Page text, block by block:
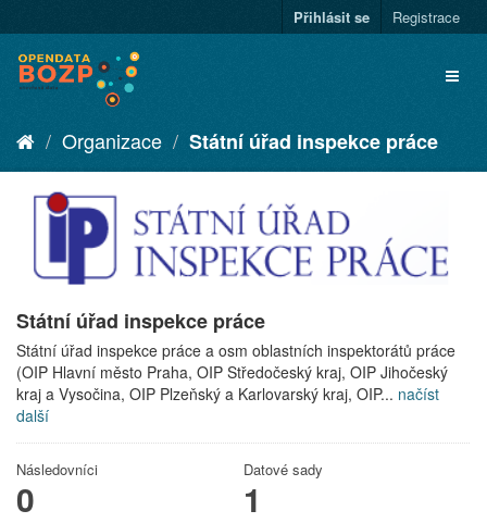
Přihlásit se Registrace
Organizace Státní úřad inspekce práce
Státní úřad inspekce práce
Státní úřad inspekce práce a osm oblastních inspektorátů práce
(OIP Hlavní město Praha, OIP Středočeský kraj, OIP Jihočeský
kraj a Vysočina, OIP Plzeňský a Karlovarský kraj, OIP... načíst
další
Následovníci
0
Datové sady
1